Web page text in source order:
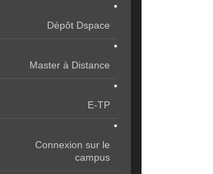
Dépôt Dspace
Master à Distance
E-TP
Connexion sur le
campus